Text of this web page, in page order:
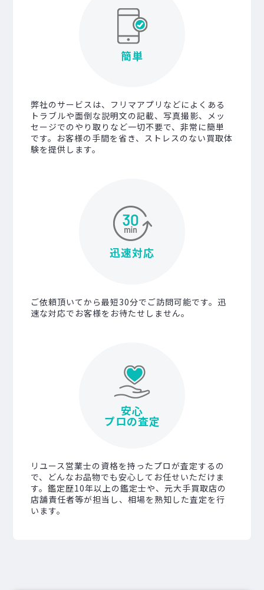
簡単
弊社のサービスは、フリマアプリなどによくある
トラブルや面倒な説明文の記載、写真撮影、メッ
セージでのやり取りなど一切不要で、非常に簡単
です。お客様の手間を省き、ストレスのない買取体
験を提供します。
迅速対応
ご依頼頂いてから最短30分でご訪問可能です。迅
速な対応でお客様をお待たせしません。
安心
プロの査定
リユース営業士の資格を持ったプロが査定するの
で、どんなお品物でも安心してお任せいただけま
す。鑑定歴10年以上の鑑定士や、元大手買取店の
店舗責任者等が担当し、相場を熟知した査定を行
います。